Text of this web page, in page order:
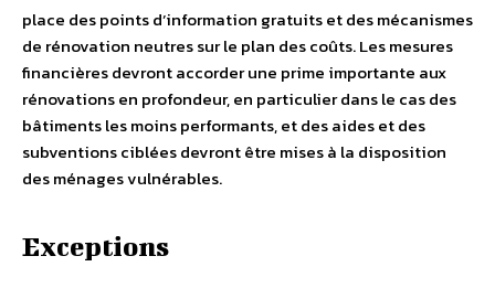
place des points d’information gratuits et des mécanismes
de rénovation neutres sur le plan des coûts. Les mesures
financières devront accorder une prime importante aux
rénovations en profondeur, en particulier dans le cas des
bâtiments les moins performants, et des aides et des
subventions ciblées devront être mises à la disposition
des ménages vulnérables.
Exceptions